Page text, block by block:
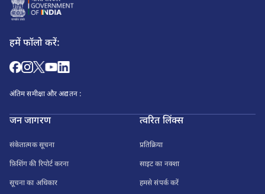
हमें फॉलो करें:
अंतिम समीक्षा और अद्यतन :
जन जागरण
संकेतात्मक सूचना
फ़िशिंग की रिपोर्ट करना
सूचना का अधिकार
त्वरित लिंक्स
प्रतिक्रिया
साइट का नक्शा
हमसे संपर्क करें